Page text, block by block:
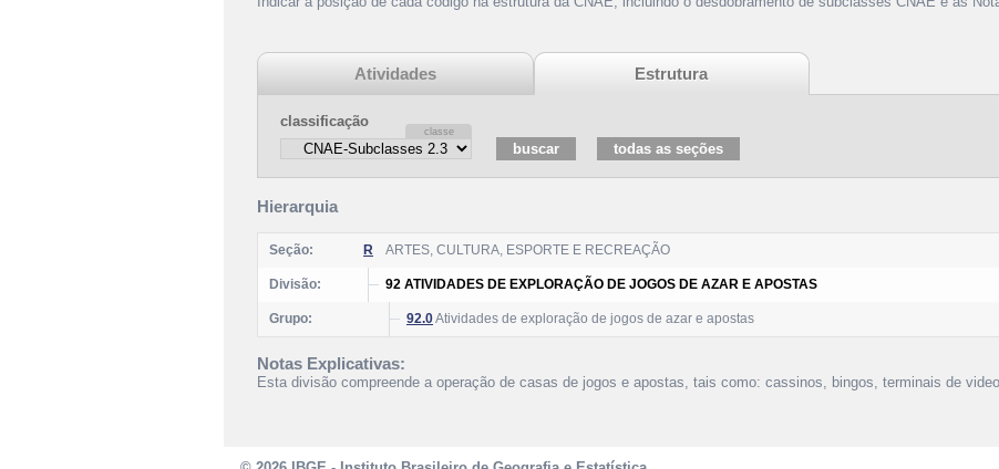
Atividades Estrutura
classificação
Hierarquia
Seção: R ARTES, CULTURA, ESPORTE E RECREAÇÃO
Divisão: 92 ATIVIDADES DE EXPLORAÇÃO DE JOGOS DE AZAR E APOSTAS
Grupo: 92.0Atividades de exploração de jogos de azar e apostas
Notas Explicativas:
Esta divisão compreende a operação de casas de jogos e apostas, tais como: cassinos, bingos, terminais de